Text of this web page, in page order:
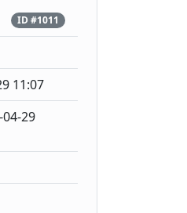
ID #1011
11:07
29